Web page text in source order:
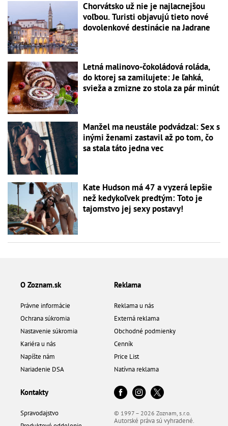
Chorvátsko už nie je najlacnejšou
voľbou. Turisti objavujú tieto nové
dovolenkové destinácie na Jadrane
Letná malinovo-čokoládová roláda,
do ktorej sa zamilujete: Je ľahká,
svieža a zmizne zo stola za pár minút
Manžel ma neustále podvádzal: Sex s
inými ženami zastavil až po tom, čo
sa stala táto jedna vec
Kate Hudson má 47 a vyzerá lepšie
než kedykoľvek predtým: Toto je
tajomstvo jej sexy postavy!
O Zoznam.sk
Právne informácie
Ochrana súkromia
Nastavenie súkromia
Kariéra u nás
Napíšte nám
Nariadenie DSA
Reklama
Reklama u nás
Externá reklama
Obchodné podmienky
Cenník
Price List
Natívna reklama
Kontakty
Spravodajstvo
© 1997 – 2026 Zoznam, s.r.o.
Autorské práva sú vyhradené.